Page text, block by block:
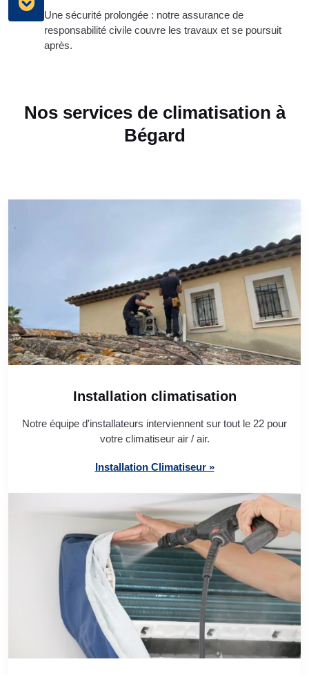
Une sécurité prolongée : notre assurance de
responsabilité civile couvre les travaux et se poursuit
après.
Nos services de climatisation à
Bégard
Installation climatisation
Notre équipe d'installateurs interviennent sur tout le 22 pour
votre climatiseur air / air.
Installation Climatiseur »